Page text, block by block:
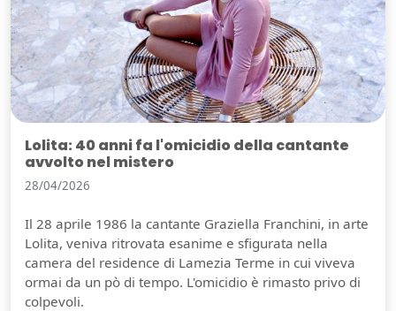
Lolita: 40 anni fa l'omicidio della cantante
avvolto nel mistero
28/04/2026
Il 28 aprile 1986 la cantante Graziella Franchini, in arte
Lolita, veniva ritrovata esanime e sfigurata nella
camera del residence di Lamezia Terme in cui viveva
ormai da un pò di tempo. L'omicidio è rimasto privo di
colpevoli.